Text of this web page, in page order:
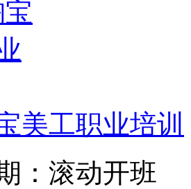
美工职业培训
：滚动开班